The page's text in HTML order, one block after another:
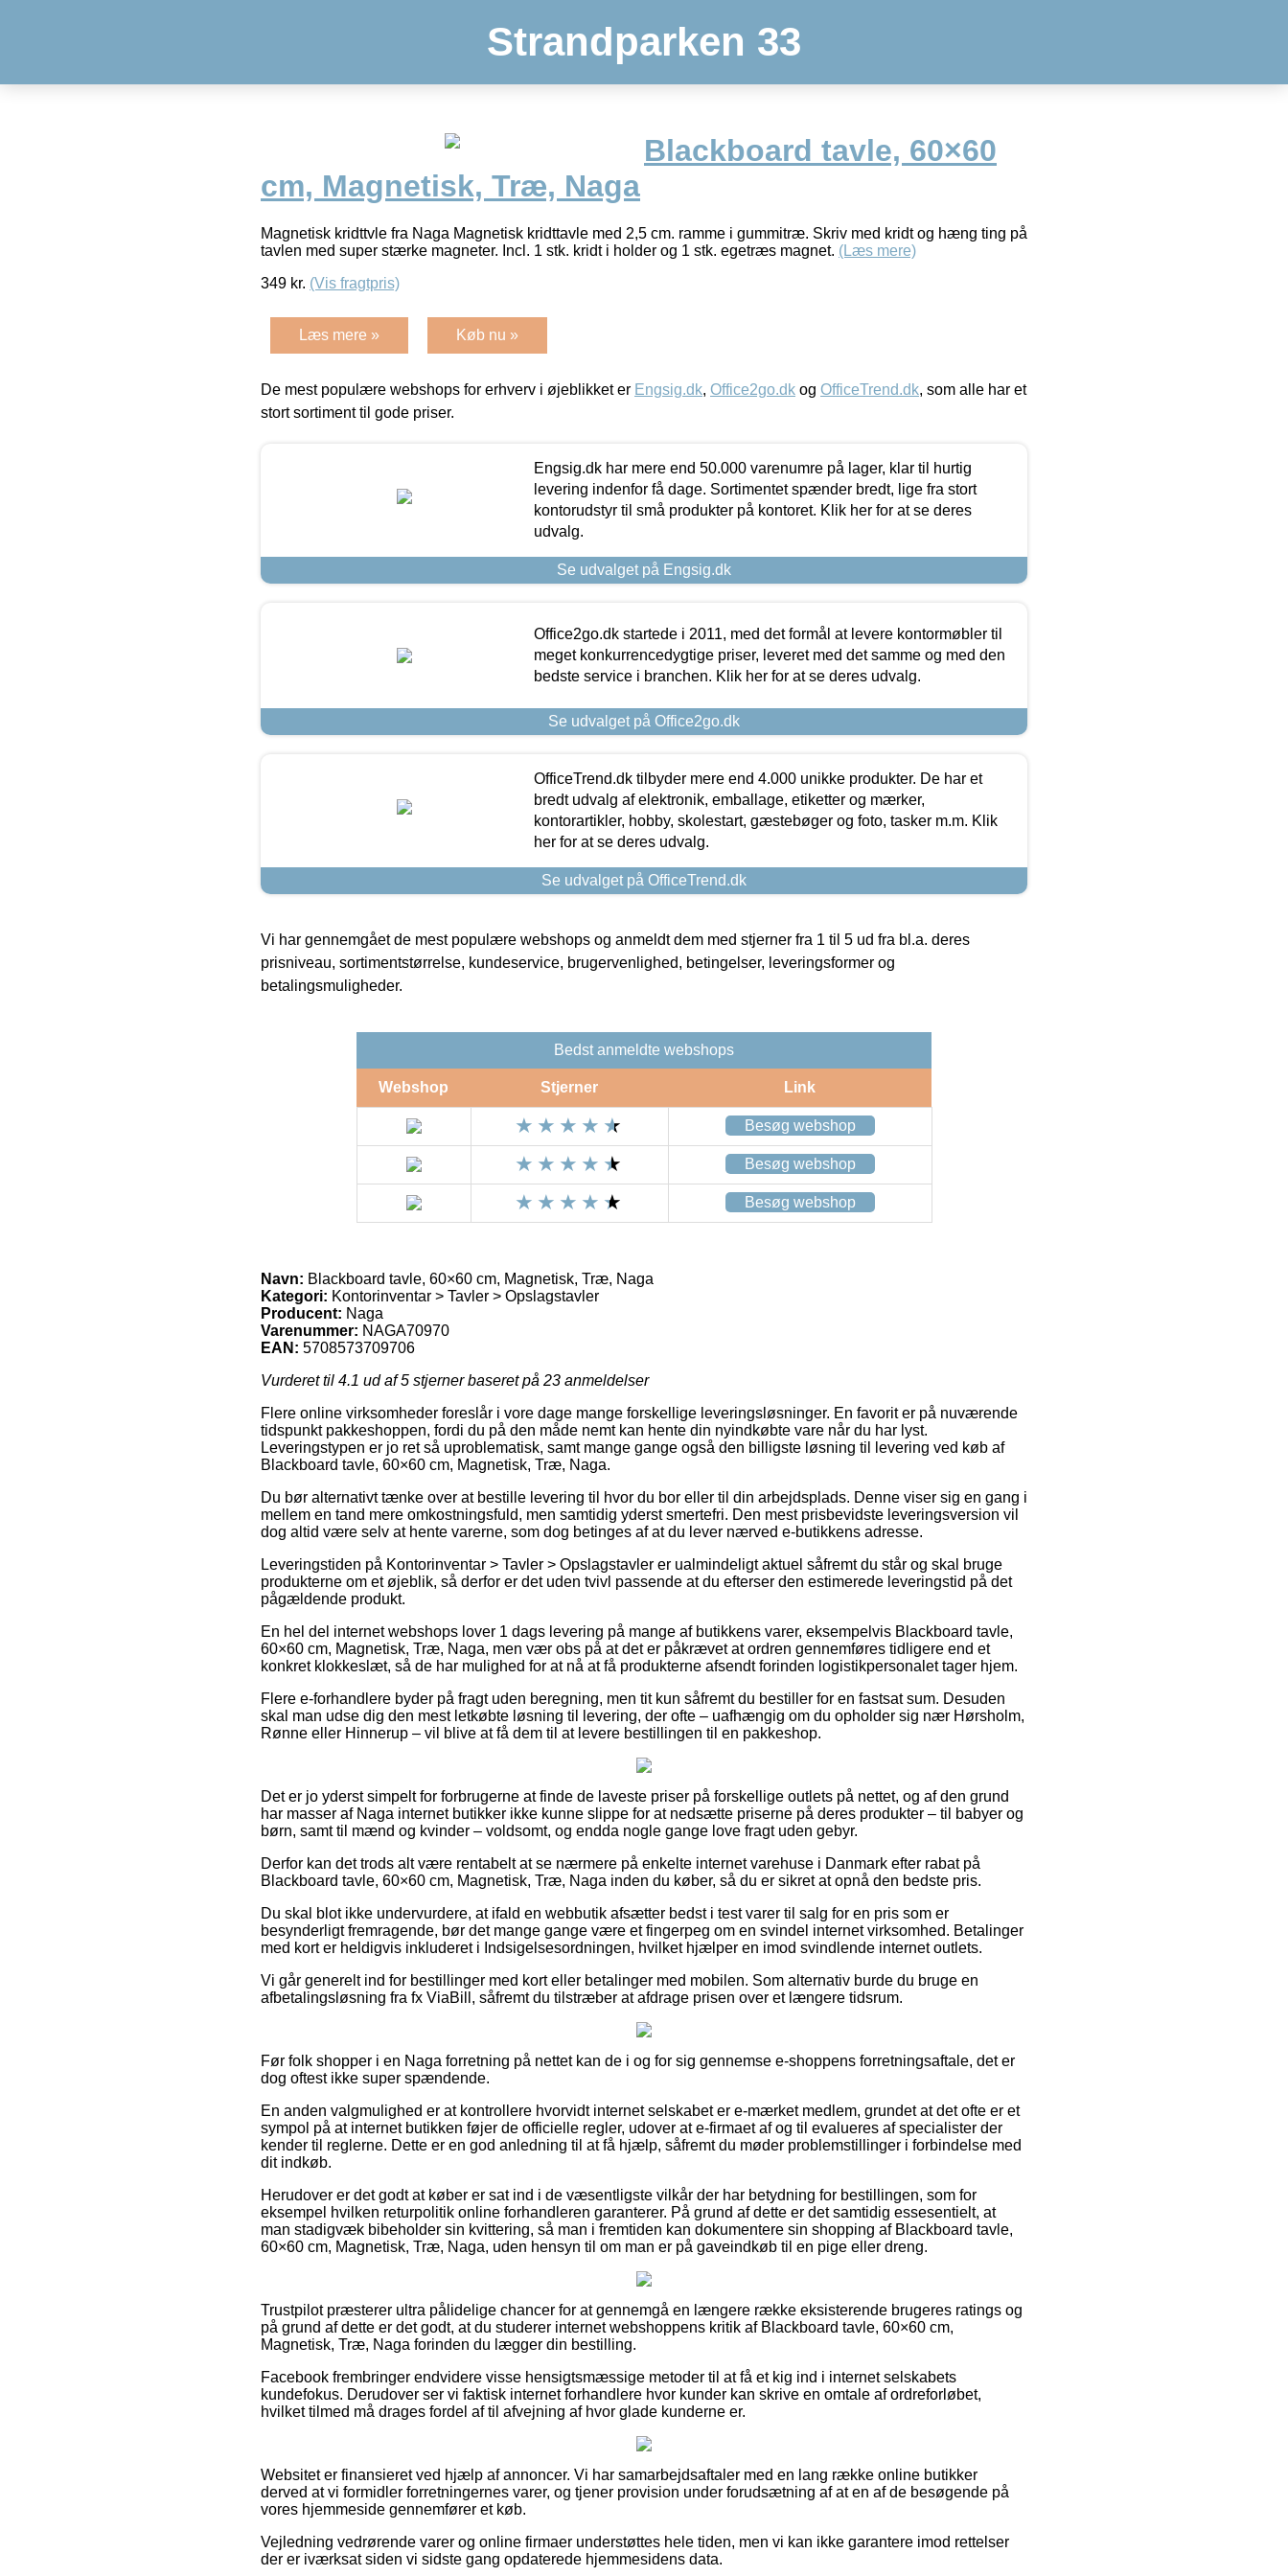
Strandparken 33
Blackboard tavle, 60×60
cm, Magnetisk, Træ, Naga
Magnetisk kridttvle fra Naga Magnetisk kridttavle med 2,5 cm. ramme i gummitræ. Skriv med kridt og hæng ting på
tavlen med super stærke magneter. Incl. 1 stk. kridt i holder og 1 stk. egetræs magnet. (Læs mere)
349 kr. (Vis fragtpris)
Læs mere » Køb nu »
De mest populære webshops for erhverv i øjeblikket er Engsig.dk, Office2go.dk og OfficeTrend.dk, som alle har et
stort sortiment til gode priser.
Engsig.dk har mere end 50.000 varenumre på lager, klar til hurtig
levering indenfor få dage. Sortimentet spænder bredt, lige fra stort
kontorudstyr til små produkter på kontoret. Klik her for at se deres
udvalg.
Se udvalget på Engsig.dk
Office2go.dk startede i 2011, med det formål at levere kontormøbler til
meget konkurrencedygtige priser, leveret med det samme og med den
bedste service i branchen. Klik her for at se deres udvalg.
Se udvalget på Office2go.dk
OfficeTrend.dk tilbyder mere end 4.000 unikke produkter. De har et
bredt udvalg af elektronik, emballage, etiketter og mærker,
kontorartikler, hobby, skolestart, gæstebøger og foto, tasker m.m. Klik
her for at se deres udvalg.
Se udvalget på OfficeTrend.dk
Vi har gennemgået de mest populære webshops og anmeldt dem med stjerner fra 1 til 5 ud fra bl.a. deres
prisniveau, sortimentstørrelse, kundeservice, brugervenlighed, betingelser, leveringsformer og
betalingsmuligheder.
Bedst anmeldte webshops
Webshop Stjerner Link
Besøg webshop
Besøg webshop
Besøg webshop
Navn: Blackboard tavle, 60×60 cm, Magnetisk, Træ, Naga
Kategori: Kontorinventar > Tavler > Opslagstavler
Producent: Naga
Varenummer: NAGA70970
EAN: 5708573709706
Vurderet til 4.1 ud af 5 stjerner baseret på 23 anmeldelser
Flere online virksomheder foreslår i vore dage mange forskellige leveringsløsninger. En favorit er på nuværende
tidspunkt pakkeshoppen, fordi du på den måde nemt kan hente din nyindkøbte vare når du har lyst.
Leveringstypen er jo ret så uproblematisk, samt mange gange også den billigste løsning til levering ved køb af
Blackboard tavle, 60×60 cm, Magnetisk, Træ, Naga.
Du bør alternativt tænke over at bestille levering til hvor du bor eller til din arbejdsplads. Denne viser sig en gang i
mellem en tand mere omkostningsfuld, men samtidig yderst smertefri. Den mest prisbevidste leveringsversion vil
dog altid være selv at hente varerne, som dog betinges af at du lever nærved e-butikkens adresse.
Leveringstiden på Kontorinventar > Tavler > Opslagstavler er ualmindeligt aktuel såfremt du står og skal bruge
produkterne om et øjeblik, så derfor er det uden tvivl passende at du efterser den estimerede leveringstid på det
pågældende produkt.
En hel del internet webshops lover 1 dags levering på mange af butikkens varer, eksempelvis Blackboard tavle,
60×60 cm, Magnetisk, Træ, Naga, men vær obs på at det er påkrævet at ordren gennemføres tidligere end et
konkret klokkeslæt, så de har mulighed for at nå at få produkterne afsendt forinden logistikpersonalet tager hjem.
Flere e-forhandlere byder på fragt uden beregning, men tit kun såfremt du bestiller for en fastsat sum. Desuden
skal man udse dig den mest letkøbte løsning til levering, der ofte – uafhængig om du opholder sig nær Hørsholm,
Rønne eller Hinnerup – vil blive at få dem til at levere bestillingen til en pakkeshop.
Det er jo yderst simpelt for forbrugerne at finde de laveste priser på forskellige outlets på nettet, og af den grund
har masser af Naga internet butikker ikke kunne slippe for at nedsætte priserne på deres produkter – til babyer og
børn, samt til mænd og kvinder – voldsomt, og endda nogle gange love fragt uden gebyr.
Derfor kan det trods alt være rentabelt at se nærmere på enkelte internet varehuse i Danmark efter rabat på
Blackboard tavle, 60×60 cm, Magnetisk, Træ, Naga inden du køber, så du er sikret at opnå den bedste pris.
Du skal blot ikke undervurdere, at ifald en webbutik afsætter bedst i test varer til salg for en pris som er
besynderligt fremragende, bør det mange gange være et fingerpeg om en svindel internet virksomhed. Betalinger
med kort er heldigvis inkluderet i Indsigelsesordningen, hvilket hjælper en imod svindlende internet outlets.
Vi går generelt ind for bestillinger med kort eller betalinger med mobilen. Som alternativ burde du bruge en
afbetalingsløsning fra fx ViaBill, såfremt du tilstræber at afdrage prisen over et længere tidsrum.
Før folk shopper i en Naga forretning på nettet kan de i og for sig gennemse e-shoppens forretningsaftale, det er
dog oftest ikke super spændende.
En anden valgmulighed er at kontrollere hvorvidt internet selskabet er e-mærket medlem, grundet at det ofte er et
sympol på at internet butikken føjer de officielle regler, udover at e-firmaet af og til evalueres af specialister der
kender til reglerne. Dette er en god anledning til at få hjælp, såfremt du møder problemstillinger i forbindelse med
dit indkøb.
Herudover er det godt at køber er sat ind i de væsentligste vilkår der har betydning for bestillingen, som for
eksempel hvilken returpolitik online forhandleren garanterer. På grund af dette er det samtidig essesentielt, at
man stadigvæk bibeholder sin kvittering, så man i fremtiden kan dokumentere sin shopping af Blackboard tavle,
60×60 cm, Magnetisk, Træ, Naga, uden hensyn til om man er på gaveindkøb til en pige eller dreng.
Trustpilot præsterer ultra pålidelige chancer for at gennemgå en længere række eksisterende brugeres ratings og
på grund af dette er det godt, at du studerer internet webshoppens kritik af Blackboard tavle, 60×60 cm,
Magnetisk, Træ, Naga forinden du lægger din bestilling.
Facebook frembringer endvidere visse hensigtsmæssige metoder til at få et kig ind i internet selskabets
kundefokus. Derudover ser vi faktisk internet forhandlere hvor kunder kan skrive en omtale af ordreforløbet,
hvilket tilmed må drages fordel af til afvejning af hvor glade kunderne er.
Websitet er finansieret ved hjælp af annoncer. Vi har samarbejdsaftaler med en lang række online butikker
derved at vi formidler forretningernes varer, og tjener provision under forudsætning af at en af de besøgende på
vores hjemmeside gennemfører et køb.
Vejledning vedrørende varer og online firmaer understøttes hele tiden, men vi kan ikke garantere imod rettelser
der er iværksat siden vi sidste gang opdaterede hjemmesidens data.